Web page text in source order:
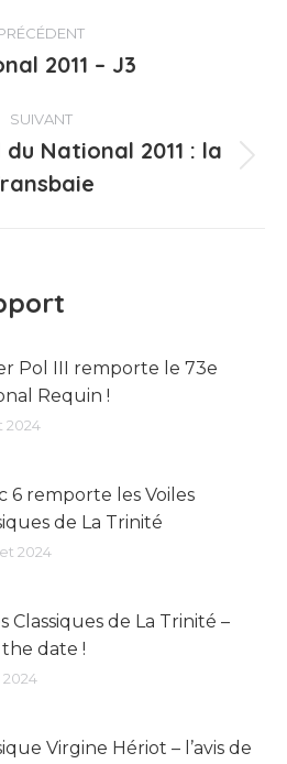
Article
:
2011 – J3
SUIVANT
suivant
National 2011 : la
Pol III remporte le 73e
Requin !
2024
6 remporte les Voiles
de La Trinité
2024
Classiques de La Trinité –
the date !
2024
Virgine Hériot – l’avis de